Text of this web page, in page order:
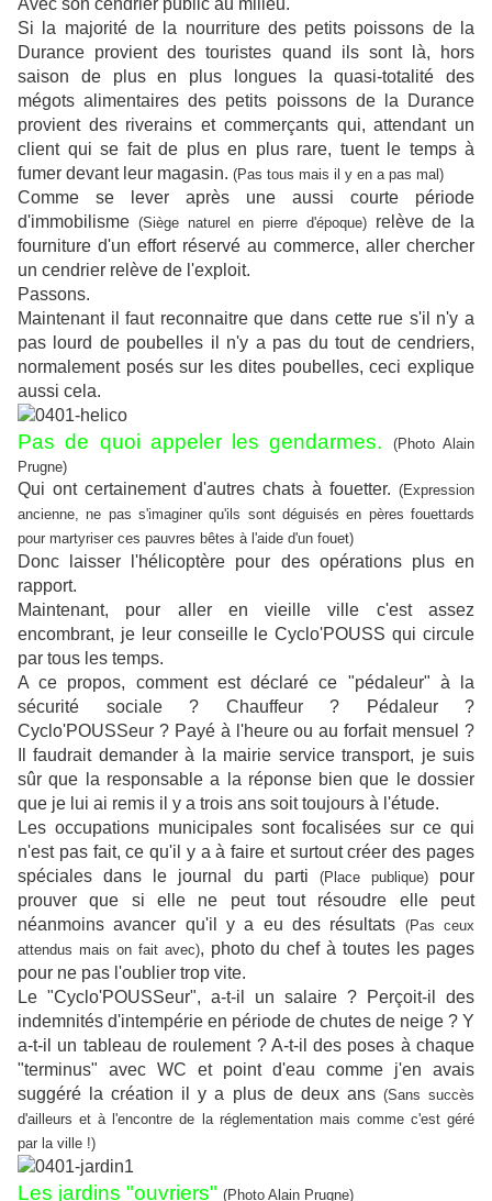
Avec son cendrier public au milieu.
Si la majorité de la nourriture des petits poissons de la
Durance provient des touristes quand ils sont là, hors
saison de plus en plus longues la quasi-totalité des
mégots alimentaires des petits poissons de la Durance
provient des riverains et commerçants qui, attendant un
client qui se fait de plus en plus rare, tuent le temps à
fumer devant leur magasin. (Pas tous mais il y en a pas mal)
Comme se lever après une aussi courte période
d'immobilisme (Siège naturel en pierre d'époque)relève de la
fourniture d'un effort réservé au commerce, aller chercher
un cendrier relève de l'exploit.
Passons.
Maintenant il faut reconnaitre que dans cette rue s'il n'y a
pas lourd de poubelles il n'y a pas du tout de cendriers,
normalement posés sur les dites poubelles, ceci explique
aussi cela.
Pas de quoi appeler les gendarmes.
(Photo Alain
Prugne)
Qui ont certainement d'autres chats à fouetter. (Expression
ancienne, ne pas s'imaginer qu'ils sont déguisés en pères fouettards
pour martyriser ces pauvres bêtes à l'aide d'un fouet)
Donc laisser l'hélicoptère pour des opérations plus en
rapport.
Maintenant, pour aller en vieille ville c'est assez
encombrant, je leur conseille le Cyclo'POUSS qui circule
par tous les temps.
A ce propos, comment est déclaré ce "pédaleur" à la
sécurité sociale ? Chauffeur ? Pédaleur ?
Cyclo'POUSSeur ? Payé à l'heure ou au forfait mensuel ?
Il faudrait demander à la mairie service transport, je suis
sûr que la responsable a la réponse bien que le dossier
que je lui ai remis il y a trois ans soit toujours à l'étude.
Les occupations municipales sont focalisées sur ce qui
n'est pas fait, ce qu'il y a à faire et surtout créer des pages
spéciales dans le journal du parti (Place publique)pour
prouver que si elle ne peut tout résoudre elle peut
néanmoins avancer qu'il y a eu des résultats (Pas ceux
attendus mais on fait avec), photo du chef à toutes les pages
pour ne pas l'oublier trop vite.
Le "Cyclo'POUSSeur", a-t-il un salaire ? Perçoit-il des
indemnités d'intempérie en période de chutes de neige ? Y
a-t-il un tableau de roulement ? A-t-il des poses à chaque
"terminus" avec WC et point d'eau comme j'en avais
suggéré la création il y a plus de deux ans (Sans succès
d'ailleurs et à l'encontre de la réglementation mais comme c'est géré
par la ville !)
Les jardins "ouvriers" (Photo Alain Prugne)